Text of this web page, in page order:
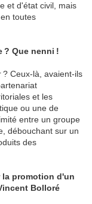
et d'état civil, mais
toutes
? Que nenni !
Ceux-là, avaient-ils
et les
ou une de
entre un groupe
débouchant sur un
des
promotion d'un
Bolloré